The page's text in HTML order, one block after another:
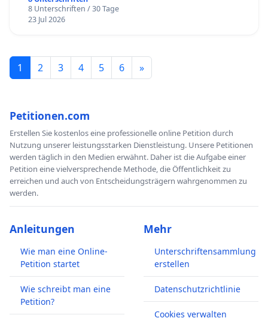
8 Unterschriften / 30 Tage
23 Jul 2026
1 2 3 4 5 6 »
Petitionen.com
Erstellen Sie kostenlos eine professionelle online Petition durch
Nutzung unserer leistungsstarken Dienstleistung. Unsere Petitionen
werden täglich in den Medien erwähnt. Daher ist die Aufgabe einer
Petition eine vielversprechende Methode, die Öffentlichkeit zu
erreichen und auch von Entscheidungsträgern wahrgenommen zu
werden.
Anleitungen
Wie man eine Online-
Petition startet
Wie schreibt man eine
Petition?
Mehr
Unterschriftensammlung
erstellen
Datenschutzrichtlinie
Cookies verwalten